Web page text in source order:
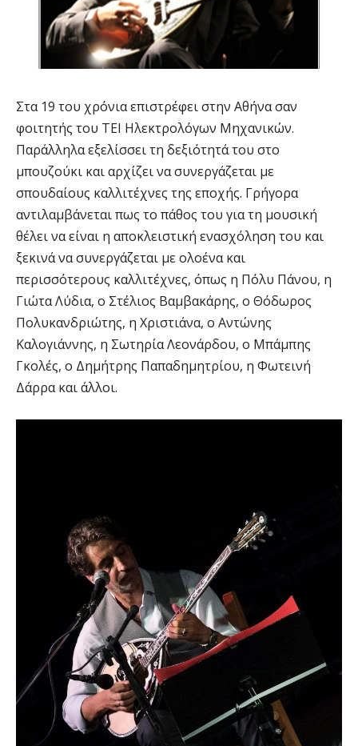
Στα 19 του χρόνια επιστρέφει στην Αθήνα σαν
φοιτητής του ΤΕΙ Ηλεκτρολόγων Μηχανικών.
Παράλληλα εξελίσσει τη δεξιότητά του στο
μπουζούκι και αρχίζει να συνεργάζεται με
σπουδαίους καλλιτέχνες της εποχής. Γρήγορα
αντιλαμβάνεται πως το πάθος του για τη μουσική
θέλει να είναι η αποκλειστική ενασχόληση του και
ξεκινά να συνεργάζεται με ολοένα και
περισσότερους καλλιτέχνες, όπως η Πόλυ Πάνου, η
Γιώτα Λύδια, ο Στέλιος Βαμβακάρης, ο Θόδωρος
Πολυκανδριώτης, η Χριστιάνα, ο Αντώνης
Καλογιάννης, η Σωτηρία Λεονάρδου, ο Μπάμπης
Γκολές, ο Δημήτρης Παπαδημητρίου, η Φωτεινή
Δάρρα και άλλοι.